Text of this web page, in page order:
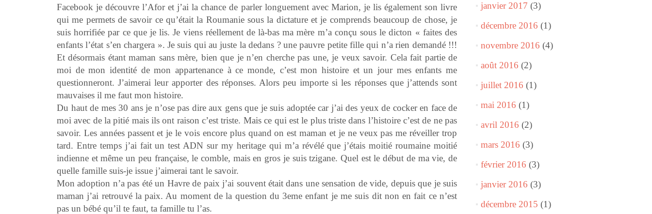
Facebook je découvre l’Afor et j’ai la chance de parler longuement avec Marion, je lis également son livre
qui me permets de savoir ce qu’était la Roumanie sous la dictature et je comprends beaucoup de chose, je
suis horrifiée par ce que je lis. Je viens réellement de là-bas ma mère m’a conçu sous le dicton « faites des
enfants l’état s’en chargera ». Je suis qui au juste la dedans ? une pauvre petite fille qui n’a rien demandé !!!
Et désormais étant maman sans mère, bien que je n’en cherche pas une, je veux savoir. Cela fait partie de
moi de mon identité de mon appartenance à ce monde, c’est mon histoire et un jour mes enfants me
questionneront. J’aimerai leur apporter des réponses. Alors peu importe si les réponses que j’attends sont
mauvaises il me faut mon histoire.
Du haut de mes 30 ans je n’ose pas dire aux gens que je suis adoptée car j’ai des yeux de cocker en face de
moi avec de la pitié mais ils ont raison c’est triste. Mais ce qui est le plus triste dans l’histoire c’est de ne pas
savoir. Les années passent et je le vois encore plus quand on est maman et je ne veux pas me réveiller trop
tard. Entre temps j’ai fait un test ADN sur my heritage qui m’a révélé que j’étais moitié roumaine moitié
indienne et même un peu française, le comble, mais en gros je suis tzigane. Quel est le début de ma vie, de
quelle famille suis-je issue j’aimerai tant le savoir.
Mon adoption n’a pas été un Havre de paix j’ai souvent était dans une sensation de vide, depuis que je suis
maman j’ai retrouvé la paix. Au moment de la question du 3eme enfant je me suis dit non en fait ce n’est
pas un bébé qu’il te faut, ta famille tu l’as.
janvier 2017 (3)
décembre 2016 (1)
novembre 2016 (4)
août 2016 (2)
juillet 2016 (1)
mai 2016 (1)
avril 2016 (2)
mars 2016 (3)
février 2016 (3)
janvier 2016 (3)
décembre 2015 (1)